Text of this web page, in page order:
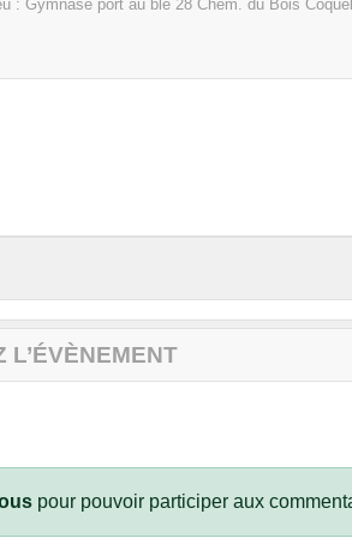
: Gymnase port au blé 28 Chem. du Bois
L’ÉVÈNEMENT
pour pouvoir participer aux